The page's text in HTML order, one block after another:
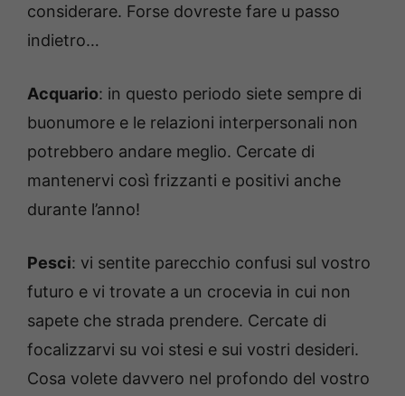
considerare. Forse dovreste fare u passo
indietro…
Acquario: in questo periodo siete sempre di
buonumore e le relazioni interpersonali non
potrebbero andare meglio. Cercate di
mantenervi così frizzanti e positivi anche
durante l’anno!
Pesci: vi sentite parecchio confusi sul vostro
futuro e vi trovate a un crocevia in cui non
sapete che strada prendere. Cercate di
focalizzarvi su voi stesi e sui vostri desideri.
Cosa volete davvero nel profondo del vostro